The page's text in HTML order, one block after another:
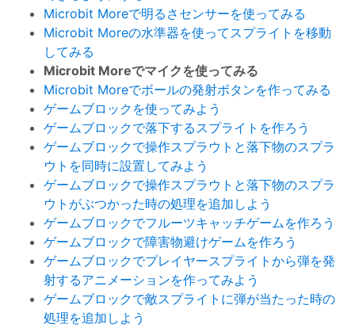
Microbit Moreで明るさセンサーを使ってみる
Microbit Moreの水準器を使ってスプライトを移動
してみる
Microbit Moreでマイクを使ってみる
Microbit Moreでボールの発射ボタンを作ってみる
ゲームブロックを使ってみよう
ゲームブロックで落下するスプライトを作ろう
ゲームブロックで操作スプラウトと落下物のスプラ
ウトを同時に設置してみよう
ゲームブロックで操作スプラウトと落下物のスプラ
ウトがぶつかった時の処理を追加しよう
ゲームブロックでフルーツキャッチゲームを作ろう
ゲームブロックで障害物避けゲームを作ろう
ゲームブロックでプレイヤースプライトから弾を発
射するアニメーションを作ってみよう
ゲームブロックで敵スプライトに弾が当たった時の
処理を追加しよう